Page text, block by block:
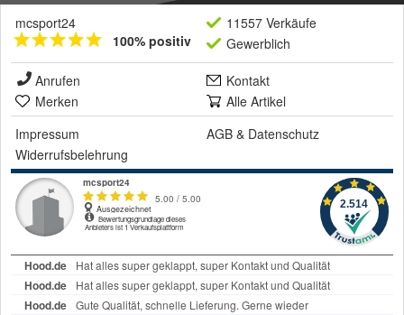
mcsport24
100% positiv
11557 Verkäufe
Gewerblich
Anrufen
Kontakt
Merken
Alle Artikel
Impressum
AGB & Datenschutz
Widerrufsbelehrung